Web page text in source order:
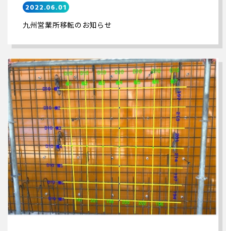
2022.06.01
九州営業所移転のお知らせ